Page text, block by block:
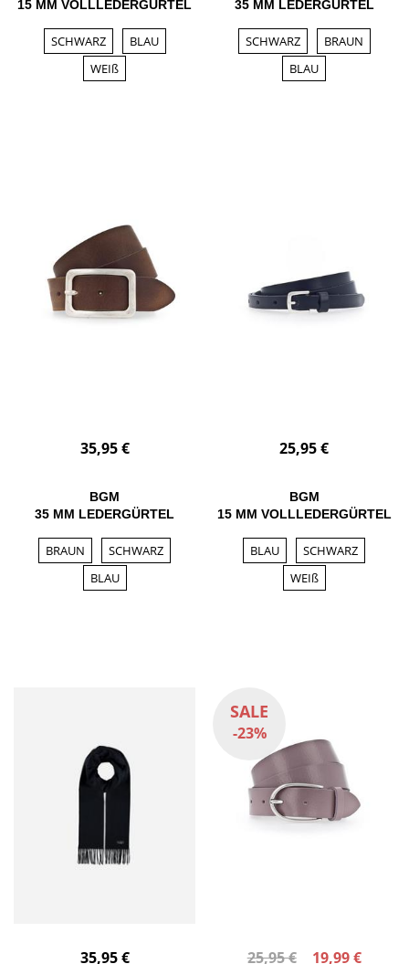
15 MM VOLLLEDERGÜRTEL
SCHWARZ
BLAU
WEIß
35 MM LEDERGÜRTEL
SCHWARZ
BRAUN
BLAU
35,95 €
BGM
35 MM LEDERGÜRTEL
BRAUN
SCHWARZ
BLAU
25,95 €
BGM
15 MM VOLLLEDERGÜRTEL
BLAU
SCHWARZ
WEIß
35,95 €
SALE
-23%
25,95 € 19,99 €